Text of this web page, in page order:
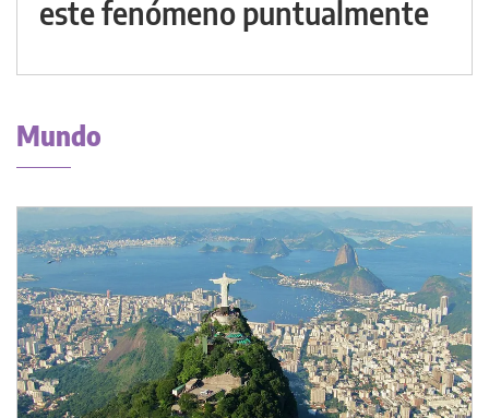
este fenómeno puntualmente
Mundo